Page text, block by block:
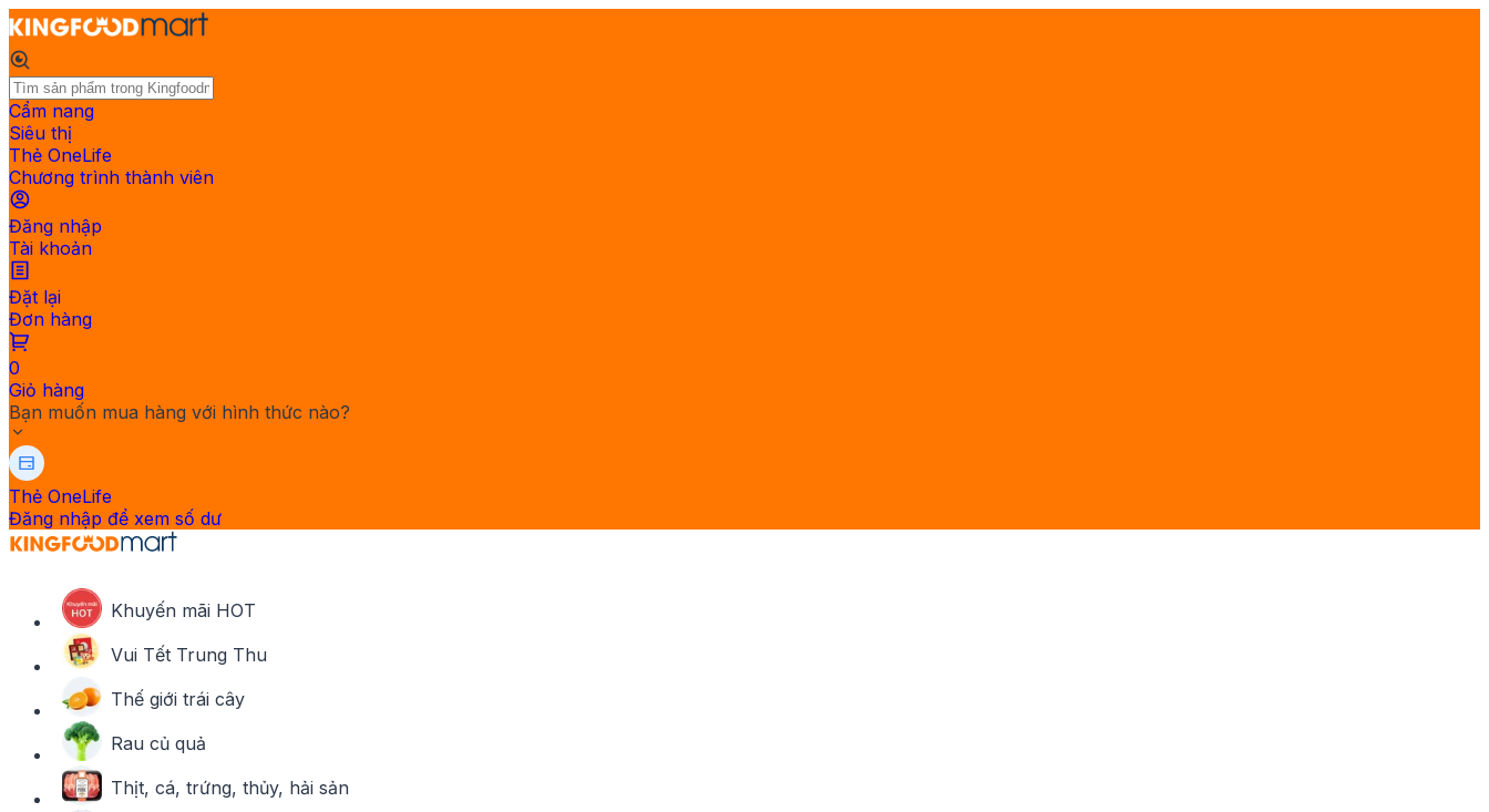
Cẩm nang
Siêu thị
Thẻ OneLife
Chương trình thành viên
Đăng nhập
Tài khoản
Đặt lại
Đơn hàng
0
Giỏ hàng
Bạn muốn mua hàng với hình thức nào?
Thẻ OneLife
Đăng nhập để xem số dư
Khuyến mãi HOT
Vui Tết Trung Thu
Thế giới trái cây
Rau củ quả
Thịt, cá, trứng, thủy, hải sản